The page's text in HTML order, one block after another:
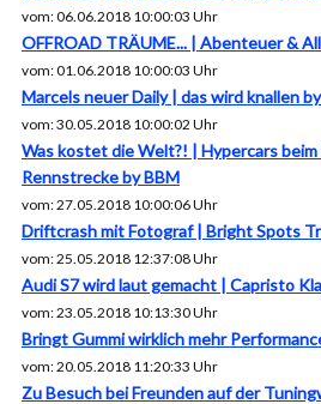
vom: 06.06.2018 10:00:03 Uhr
OFFROAD TRÄUME... | Abenteuer &
vom: 01.06.2018 10:00:03 Uhr
Marcels neuer Daily | das wird knallen
vom: 30.05.2018 10:00:02 Uhr
Was kostet die Welt?! | Hypercars beim
Rennstrecke by BBM
vom: 27.05.2018 10:00:06 Uhr
Driftcrash mit Fotograf | Bright Spots
vom: 25.05.2018 12:37:08 Uhr
Audi S7 wird laut gemacht | Capristo
vom: 23.05.2018 10:13:30 Uhr
Bringt Gummi wirklich mehr
vom: 20.05.2018 11:20:33 Uhr
Zu Besuch bei Freunden auf der